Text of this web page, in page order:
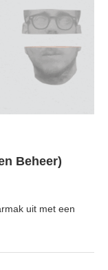
Beheer)
uit met een